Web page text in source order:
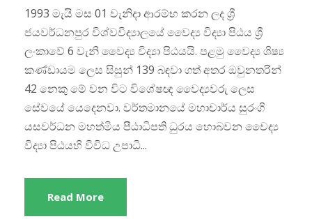
1993 මැයි මස 01 වැනිදා ආරම්භ කරන ලද ශ්‍රී
ජයවර්ධනපුර විශ්වවිද්‍යාලයේ වෛද්‍ය විද්‍යා පිඨය ශ්‍රී
ලංකාවේ 6 වැනි වෛද්‍ය විද්‍යා පිඨයයි. පළමු වෛද්‍ය ශිෂ්‍ය
කණ්ඩායම ලෙස සිසුන් 139 බඳවා ගත් අතර ඔවුනතරින්
42 නෙකු මේ වන විට විශේෂඥ වෛද්‍යවරු ලෙස
සේවයේ යෙදෙනවා. වර්තමානයේ මහාචාර්ය සුරංගි
යසවර්ධන මහත්මිය පීඨාධිපති ධුරය හොබවන වෛද්‍ය
විද්‍යා පිඨයහි විවිධ උපාධි...
Read More